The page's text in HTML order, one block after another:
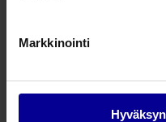
Markkinointi
Lympha